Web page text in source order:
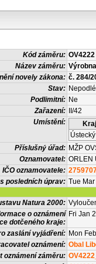
Kód záměru: OV4222
Název záměru:
novely zákona: č. 284/
Stav:
Podlimitní: Ne
Zařazení:
II/42
Umístění:
Kraj
Příslušný úřad: MŽP
Oznamovatel: ORLEN
IČO oznamovatele:
posledních úprav: Tue
Natura 2000:
o oznámení
dotčeného kraje:
Fri Jan
zaslání vyjádření: Mon
oznámení: Obal
oznámení záměru: